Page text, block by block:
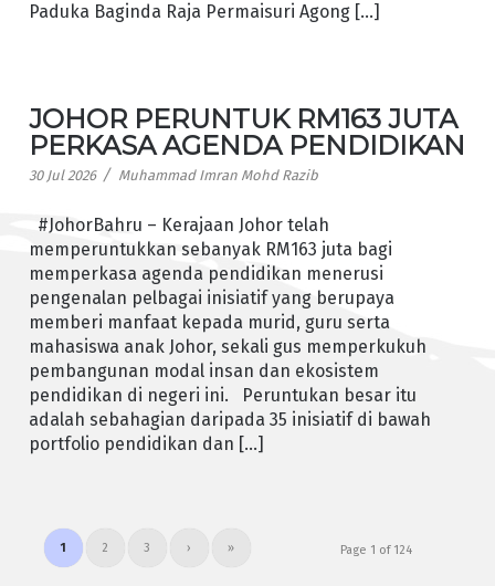
Paduka Baginda Raja Permaisuri Agong […]
JOHOR PERUNTUK RM163 JUTA
PERKASA AGENDA PENDIDIKAN
30 Jul 2026 / Muhammad Imran Mohd Razib
#JohorBahru – Kerajaan Johor telah
memperuntukkan sebanyak RM163 juta bagi
memperkasa agenda pendidikan menerusi
pengenalan pelbagai inisiatif yang berupaya
memberi manfaat kepada murid, guru serta
mahasiswa anak Johor, sekali gus memperkukuh
pembangunan modal insan dan ekosistem
pendidikan di negeri ini. Peruntukan besar itu
adalah sebahagian daripada 35 inisiatif di bawah
portfolio pendidikan dan […]
Page 1 of 124
1 2 3 › »